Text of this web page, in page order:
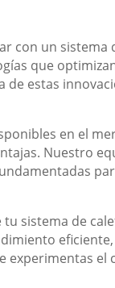
con un sistema
que
de estas
en el
Nuestro
sistema de
experimentas el